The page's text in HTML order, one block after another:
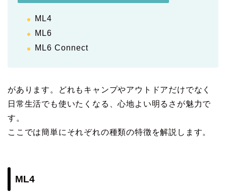
ML4
ML6
ML6 Connect
があります。どれもキャンプやアウトドアだけでなく
日常生活でも使いたくなる、心地よい明るさが魅力で
す。
ここでは簡単にそれぞれの種類の特徴を解説します。
ML4